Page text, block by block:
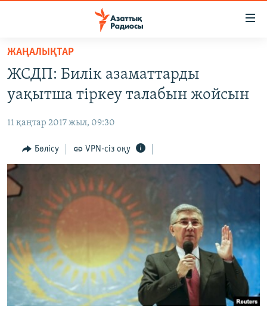
Skip
main
content
Skip
to
Navigation
Skip
to
Search
САЯСАТ
ҚАҢТАР ОҚИҒАСЫ
АДАМ ҚҰҚЫҚТАРЫ
ӘЛЕУМЕТ
ӘЛЕМ
АРНАЙЫ ЖОБАЛАР
Русский
ЖАЗЫЛЫҢЫЗ
ЖАҢАЛЫҚТАР
ЖСДП: Билік азаматтарды
уақытша тіркеу талабын жойсын
11 қаңтар 2017 жыл, 09:30
Бөлісу VPN-сіз оқу